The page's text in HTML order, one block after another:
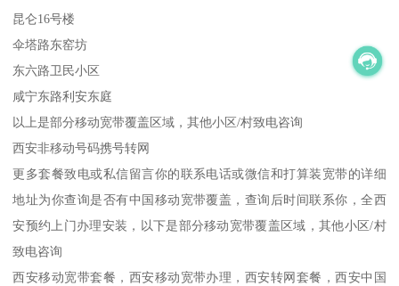
昆仑16号楼
伞塔路东窑坊
东六路卫民小区
咸宁东路利安东庭
以上是部分移动宽带覆盖区域，其他小区/村致电咨询
西安非移动号码携号转网
更多套餐致电或私信留言你的联系电话或微信和打算装宽带的详细
地址为你查询是否有中国移动宽带覆盖，查询后时间联系你，全西
安预约上门办理安装，以下是部分移动宽带覆盖区域，其他小区/村
致电咨询
西安移动宽带套餐，西安移动宽带办理，西安转网套餐，西安中国